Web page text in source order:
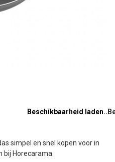
Beschikbaarheid laden..
simpel en snel kopen voor in
bij Horecarama.